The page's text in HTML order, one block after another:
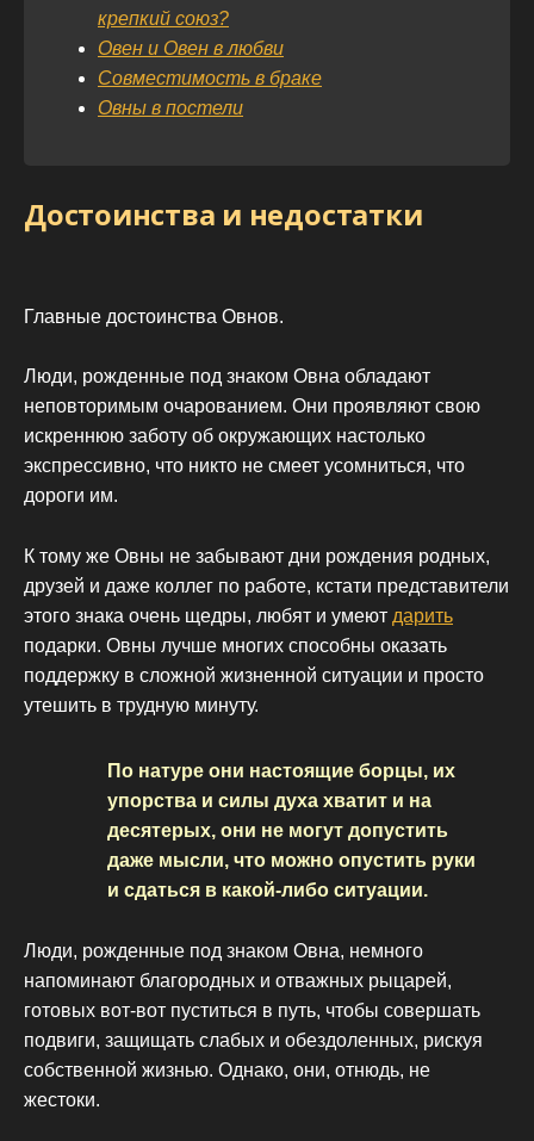
крепкий союз?
Овен и Овен в любви
Совместимость в браке
Овны в постели
Достоинства и недостатки
Главные достоинства Овнов.
Люди, рожденные под знаком Овна обладают
неповторимым очарованием. Они проявляют свою
искреннюю заботу об окружающих настолько
экспрессивно, что никто не смеет усомниться, что
дороги им.
К тому же Овны не забывают дни рождения родных,
друзей и даже коллег по работе, кстати представители
этого знака очень щедры, любят и умеют дарить
подарки. Овны лучше многих способны оказать
поддержку в сложной жизненной ситуации и просто
утешить в трудную минуту.
По натуре они настоящие борцы, их
упорства и силы духа хватит и на
десятерых, они не могут допустить
даже мысли, что можно опустить руки
и сдаться в какой-либо ситуации.
Люди, рожденные под знаком Овна, немного
напоминают благородных и отважных рыцарей,
готовых вот-вот пуститься в путь, чтобы совершать
подвиги, защищать слабых и обездоленных, рискуя
собственной жизнью. Однако, они, отнюдь, не
жестоки.